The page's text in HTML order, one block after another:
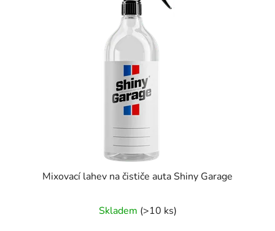
Mixovací lahev na čističe auta Shiny Garage
Skladem (>10 ks)